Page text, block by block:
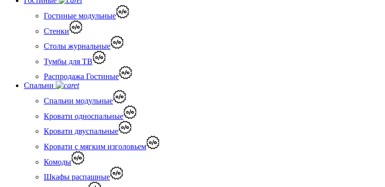
Гостиные модульные
Стенки
Столы журнальные
Тумбы для ТВ
Распродажа Гостиные
Спальни
Спальни модульные
Кровати односпальные
Кровати двуспальные
Кровати с мягким изголовьем
Комоды
Шкафы распашные